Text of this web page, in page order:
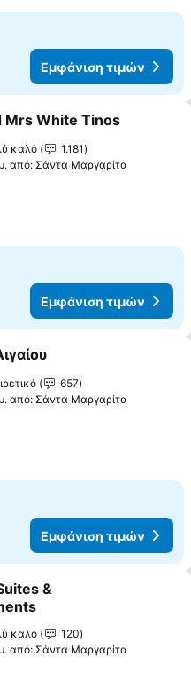
Εμφάνιση τιμών
στα αγαπημένα
Mrs White Tinos
καλό
1.181
από: Σάντα Μαργαρίτα
Εμφάνιση τιμών
στα αγαπημένα
657
από: Σάντα Μαργαρίτα
Εμφάνιση τιμών
στα αγαπημένα
&
καλό
120
από: Σάντα Μαργαρίτα